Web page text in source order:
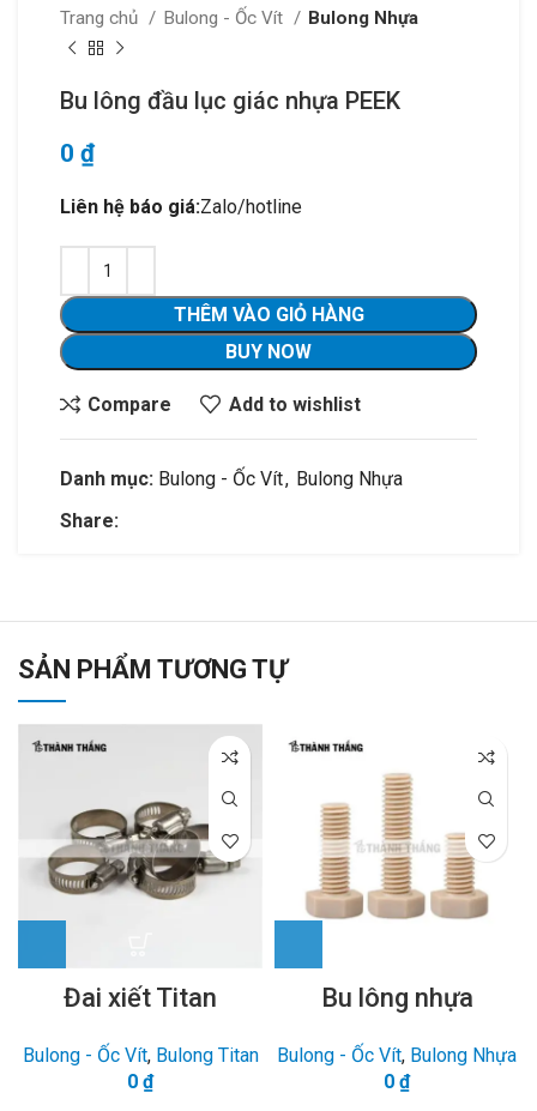
Trang chủ Bulong - Ốc Vít Bulong Nhựa
Bu lông đầu lục giác nhựa PEEK
0 ₫
Liên hệ báo giá:Zalo/hotline
THÊM VÀO GIỎ HÀNG
BUY NOW
Compare Add to wishlist
Danh mục: Bulong - Ốc Vít, Bulong Nhựa
Share:
SẢN PHẨM TƯƠNG TỰ
Đai xiết Titan
Bulong - Ốc Vít, Bulong Titan
0 ₫
Bu lông nhựa
Bulong - Ốc Vít, Bulong Nhựa
0 ₫